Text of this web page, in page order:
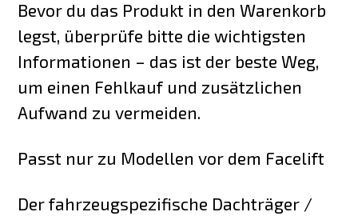
Bevor du das Produkt in den Warenkorb
legst, überprüfe bitte die wichtigsten
Informationen – das ist der beste Weg,
um einen Fehlkauf und zusätzlichen
Aufwand zu vermeiden.
Passt nur zu Modellen vor dem Facelift
Der fahrzeugspezifische Dachträger /